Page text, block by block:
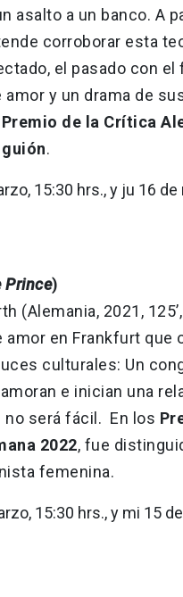
asalto a un banco. A
corroborar esta
el pasado con el
amor y un drama de
de la Crítica
.
15:30 hrs., y ju 16 de
Prince)
(Alemania, 2021, 125’,
amor en Frankfurt que
culturales: Un
e inician una
no será fácil. En los
2022, fue
femenina.
15:30 hrs., y mi 15